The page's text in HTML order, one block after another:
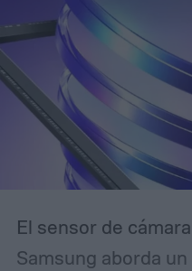
El sensor de
Samsung aborda